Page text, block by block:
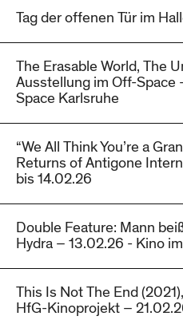
Tag der offenen Tür im
The Erasable World, The
Ausstellung im Off-Space
Space Karlsruhe
“We All Think You’re a
Returns of Antigone
bis 14.02.26
Double Feature: Mann
Hydra – 13.02.26 - Kino
This Is Not The End
HfG-Kinoprojekt –